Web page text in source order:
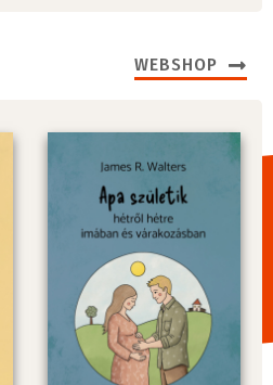
WEBSHOP